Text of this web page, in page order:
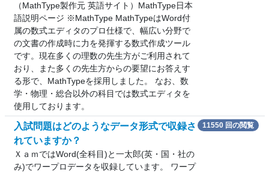
（MathType製作元 英語サイト）MathType日本
語説明ページ ※MathType MathTypeはWord付
属の数式エディタのプロ仕様で、幅広い分野で
の文書の作成時に力を発揮する数式作成ツール
です。現在多くの理数の先生方がご利用されて
おり、また多くの先生方からの要望にお答えす
る形で、MathTypeを採用しました。 なお、数
学・物理・総合以外の科目では数式エディタを
使用しております。
入試問題はどのようなデータ形式で収録さ
れていますか？
ＸａｍではWord(全科目)と一太郎(英・国・社の
み)でワープロデータを収録しています。 ワープ
11550 回の閲覧